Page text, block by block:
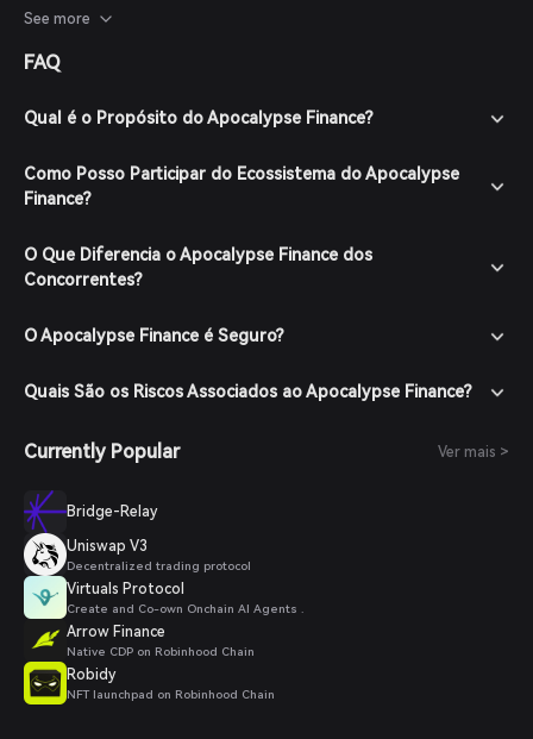
Bitget Wallet no site oficial ou na loja de aplicativos.
seguindo as instruções na tela. Certifique-se de proteger
Financie Sua Carteira: Deposite fundos em sua Carteira
usando moeda fiduciária por meio de métodos de
pagamento suportados.
pares de negociação disponíveis.
Faça Seu Pedido: Selecione o par de negociação desejado
comprar e confirme seu pedido. Após a conclusão da
carteira.
See more
FAQ
Qual é o Propósito do Apocalypse Finance?
Como Posso Participar do Ecossistema do Apocalypse
Finance?
O Que Diferencia o Apocalypse Finance dos
Concorrentes?
O Apocalypse Finance é Seguro?
Quais São os Riscos Associados ao Apocalypse Finance?
Currently Popular Ver mais >
Bridge-Relay
Uniswap V3
Decentralized trading protocol
Virtuals Protocol
Create and Co-own Onchain AI Agents .
Arrow Finance
Native CDP on Robinhood Chain
Robidy
NFT launchpad on Robinhood Chain